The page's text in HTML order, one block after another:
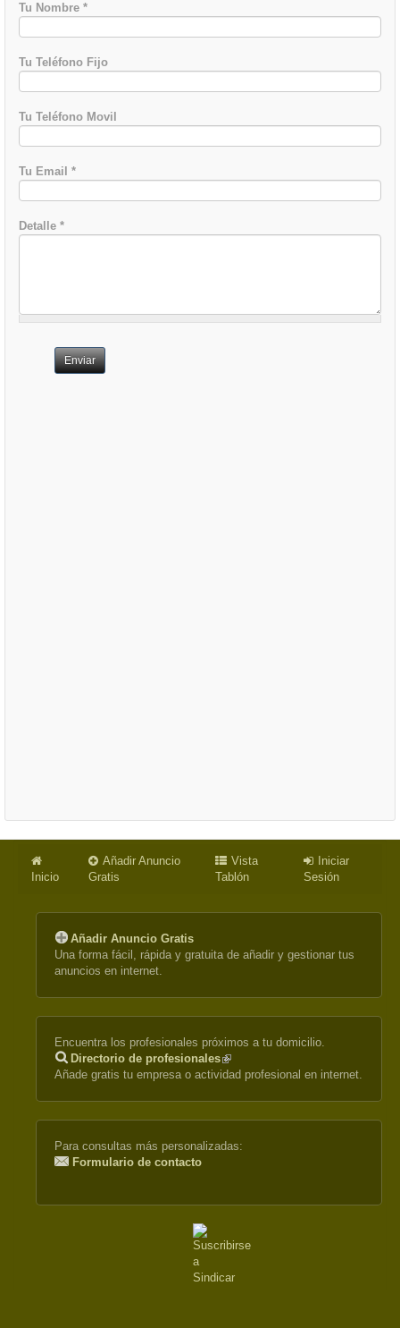
Tu Nombre *
Tu Teléfono Fijo
Tu Teléfono Movil
Tu Email *
Detalle *
Enviar
Inicio
Añadir Anuncio
Gratis
Vista
Tablón
Iniciar
Sesión
Añadir Anuncio Gratis
Una forma fácil, rápida y gratuita de añadir y gestionar tus
anuncios en internet.
Encuentra los profesionales próximos a tu domicilio.
Directorio de profesionales(link
is
Añade gratis tu empresa o actividad profesional en internet.
Para consultas más personalizadas:
Formulario de contacto